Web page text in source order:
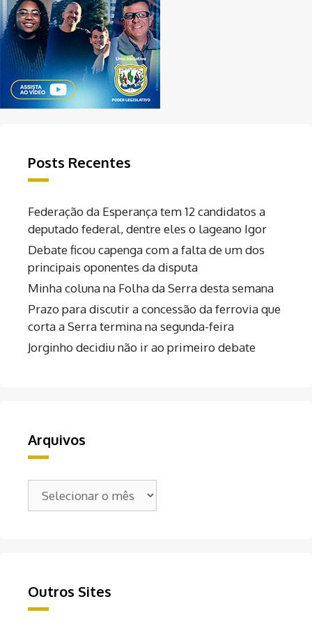
Posts Recentes
Federação da Esperança tem 12 candidatos a
deputado federal, dentre eles o lageano Igor
Debate ficou capenga com a falta de um dos
principais oponentes da disputa
Minha coluna na Folha da Serra desta semana
Prazo para discutir a concessão da ferrovia que
corta a Serra termina na segunda-feira
Jorginho decidiu não ir ao primeiro debate
Arquivos
Arquivos
Outros Sites